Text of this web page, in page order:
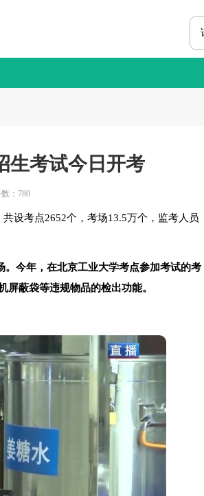
生考试今日开考
： 780
设考点2652个，考场13.5万个，监考人员
今年，在北京工业大学考点参加考试的考
蔽袋等违规物品的检出功能。